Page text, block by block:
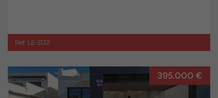
Ref. LE-1132
395.000 €